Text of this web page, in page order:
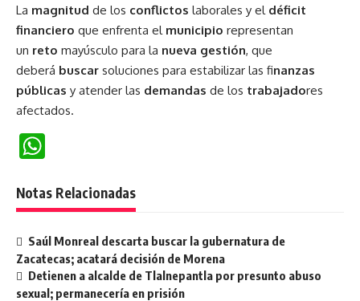
La magnitud de los conflictos laborales y el déficit
financiero que enfrenta el municipio representan
un reto mayúsculo para la nueva gestión, que
deberá buscar soluciones para estabilizar las finanzas
públicas y atender las demandas de los trabajadores
afectados.
Notas Relacionadas
Saúl Monreal descarta buscar la gubernatura de
Zacatecas; acatará decisión de Morena
Detienen a alcalde de Tlalnepantla por presunto abuso
sexual; permanecería en prisión